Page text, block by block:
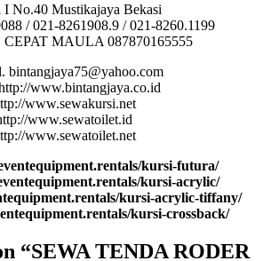
I No.40 Mustikajaya Bekasi
/ 021-8261908.9 / 021-8260.1199
MAULA 087870165555
bintangjaya75@yahoo.com
www.bintangjaya.co.id
www.sewakursi.net
www.sewatoilet.id
www.sewatoilet.net
kursi-futura/
kursi-acrylic/
kursi-acrylic-tiffany/
kursi-crossback/
“SEWA TENDA RODER